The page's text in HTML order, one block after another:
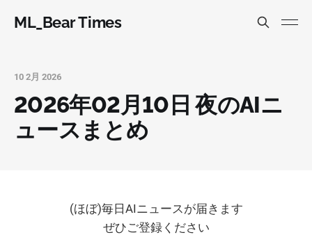
ML_Bear Times
10 2月 2026
2026年02月10日 夜のAIニ
ュースまとめ
(ほぼ)毎日AIニュースが届きます
ぜひご登録ください